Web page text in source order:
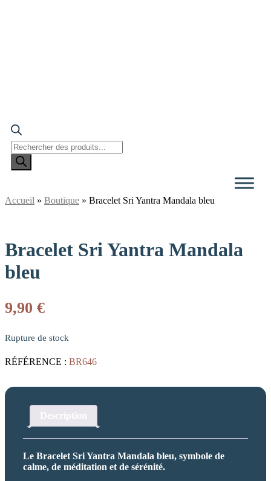
Recherche
de
Accueil » Boutique » Bracelet Sri Yantra Mandala bleu
Bracelet Sri Yantra Mandala
bleu
9,90 €
Rupture de stock
RÉFÉRENCE : BR646
Description
Le Bracelet Sri Yantra Mandala bleu, symbole de
calme, de méditation et de sérénité.